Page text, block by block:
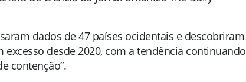
dados de 47 países ocidentais e descobriram
desde 2020, com a tendência continuando
contenção”.